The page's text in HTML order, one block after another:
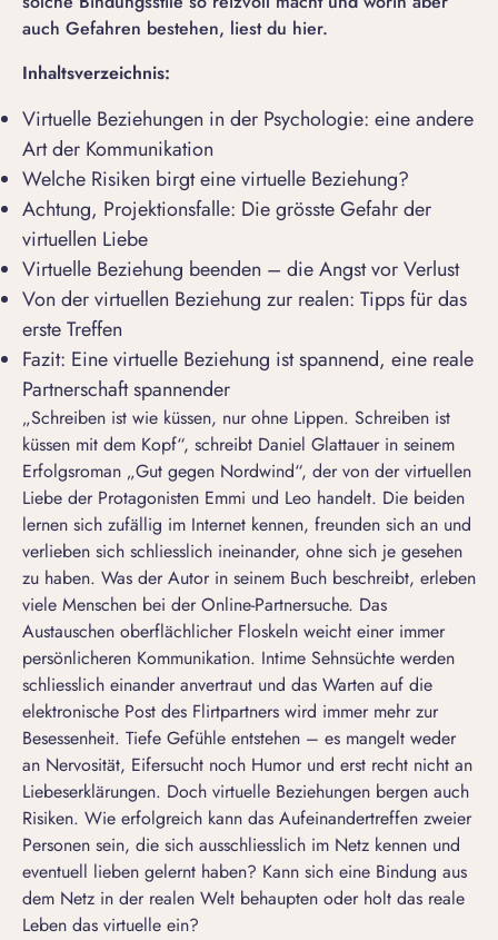
auch Gefahren bestehen, liest du hier.
Inhaltsverzeichnis:
Virtuelle Beziehungen in der Psychologie: eine andere
Art der Kommunikation
Welche Risiken birgt eine virtuelle Beziehung?
Achtung, Projektionsfalle: Die grösste Gefahr der
virtuellen Liebe
Virtuelle Beziehung beenden – die Angst vor Verlust
Von der virtuellen Beziehung zur realen: Tipps für das
erste Treffen
Fazit: Eine virtuelle Beziehung ist spannend, eine reale
Partnerschaft spannender
„Schreiben ist wie küssen, nur ohne Lippen. Schreiben ist
küssen mit dem Kopf“, schreibt Daniel Glattauer in seinem
Erfolgsroman „Gut gegen Nordwind“, der von der virtuellen
Liebe der Protagonisten Emmi und Leo handelt. Die beiden
lernen sich zufällig im Internet kennen, freunden sich an und
verlieben sich schliesslich ineinander, ohne sich je gesehen
zu haben. Was der Autor in seinem Buch beschreibt, erleben
viele Menschen bei der Online-Partnersuche. Das
Austauschen oberflächlicher Floskeln weicht einer immer
persönlicheren Kommunikation. Intime Sehnsüchte werden
schliesslich einander anvertraut und das Warten auf die
elektronische Post des Flirtpartners wird immer mehr zur
Besessenheit. Tiefe Gefühle entstehen – es mangelt weder
an Nervosität, Eifersucht noch Humor und erst recht nicht an
Liebeserklärungen. Doch virtuelle Beziehungen bergen auch
Risiken. Wie erfolgreich kann das Aufeinandertreffen zweier
Personen sein, die sich ausschliesslich im Netz kennen und
eventuell lieben gelernt haben? Kann sich eine Bindung aus
dem Netz in der realen Welt behaupten oder holt das reale
Leben das virtuelle ein?